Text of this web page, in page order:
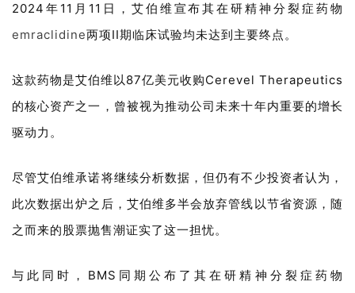
2024年11月11日，艾伯维宣布其在研精神分裂症药物
emraclidine两项II期临床试验均未达到主要终点。
这款药物是艾伯维以87亿美元收购Cerevel Therapeutics
的核心资产之一，曾被视为推动公司未来十年内重要的增长
驱动力。
尽管艾伯维承诺将继续分析数据，但仍有不少投资者认为，
此次数据出炉之后，艾伯维多半会放弃管线以节省资源，随
之而来的股票抛售潮证实了这一担忧。
与此同时，BMS同期公布了其在研精神分裂症药物